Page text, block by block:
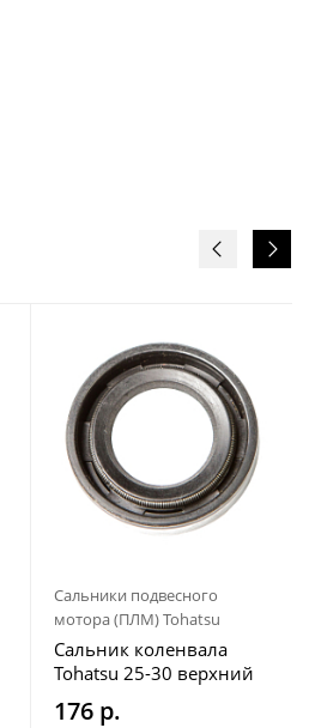
Сальники подвесного
мотора (ПЛМ) Tohatsu
Сальник коленвала
Tohatsu 25-30 верхний
SK346-01215-0
176 р.